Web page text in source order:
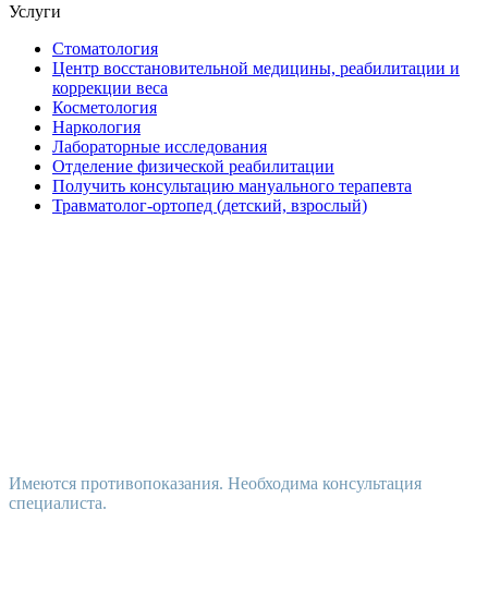
Услуги
Стоматология
Центр восстановительной медицины, реабилитации и
коррекции веса
Косметология
Наркология
Лабораторные исследования
Отделение физической реабилитации
Получить консультацию мануального терапевта
Травматолог-ортопед (детский, взрослый)
Имеются противопоказания. Необходима консультация
специалиста.